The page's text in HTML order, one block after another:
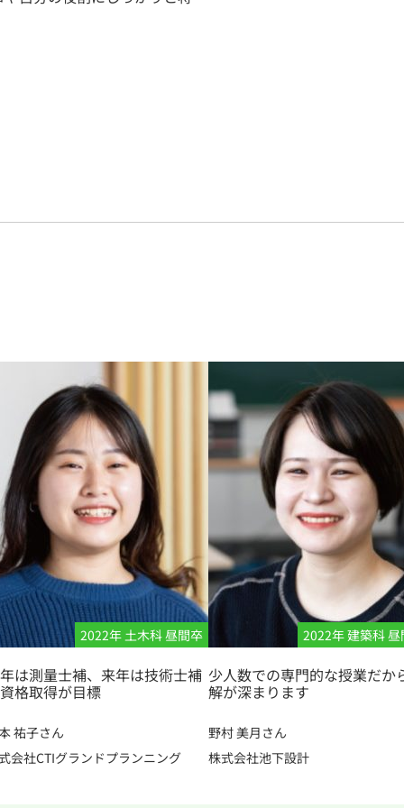
2022年 土木科 昼間卒
は測量士補、来年は技術士補
格取得が目標
祐子さん
会社CTIグランドプランニング
2022年 建築科 昼
少人数での専門的な授業だか
解が深まります
野村 美月さん
株式会社池下設計